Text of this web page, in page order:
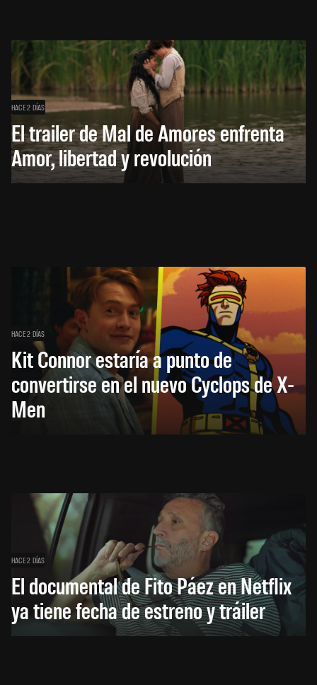
HACE 2 DÍAS
El trailer de Mal de Amores enfrenta
Amor, libertad y revolución
HACE 2 DÍAS
Kit Connor estaría a punto de
convertirse en el nuevo Cyclops de X-
Men
HACE 2 DÍAS
El documental de Fito Páez en Netflix
ya tiene fecha de estreno y tráiler